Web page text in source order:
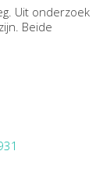
Uit onderzoek
Beide